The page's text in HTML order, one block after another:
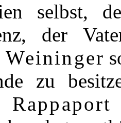
selbst,
der
Weininger
zu
Rappaport